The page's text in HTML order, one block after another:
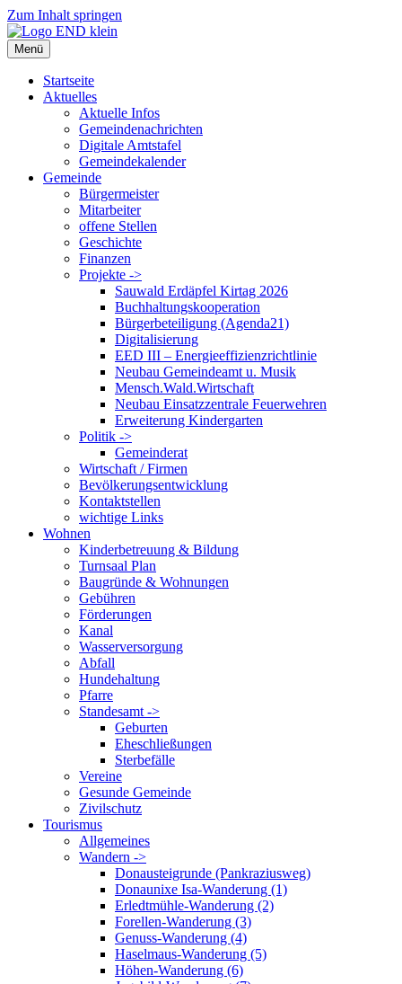
Zum Inhalt springen
Menü
Startseite
Aktuelles
Aktuelle Infos
Gemeindenachrichten
Digitale Amtstafel
Gemeindekalender
Gemeinde
Bürgermeister
Mitarbeiter
offene Stellen
Geschichte
Finanzen
Projekte ->
Sauwald Erdäpfel Kirtag 2026
Buchhaltungskooperation
Bürgerbeteiligung (Agenda21)
Digitalisierung
EED III – Energieeffizienzrichtlinie
Neubau Gemeindeamt u. Musik
Mensch.Wald.Wirtschaft
Neubau Einsatzzentrale Feuerwehren
Erweiterung Kindergarten
Politik ->
Gemeinderat
Wirtschaft / Firmen
Bevölkerungsentwicklung
Kontaktstellen
wichtige Links
Wohnen
Kinderbetreuung & Bildung
Turnsaal Plan
Baugründe & Wohnungen
Gebühren
Förderungen
Kanal
Wasserversorgung
Abfall
Hundehaltung
Pfarre
Standesamt ->
Geburten
Eheschließungen
Sterbefälle
Vereine
Gesunde Gemeinde
Zivilschutz
Tourismus
Allgemeines
Wandern ->
Donausteigrunde (Pankraziusweg)
Donaunixe Isa-Wanderung (1)
Erledtmühle-Wanderung (2)
Forellen-Wanderung (3)
Genuss-Wanderung (4)
Haselmaus-Wanderung (5)
Höhen-Wanderung (6)